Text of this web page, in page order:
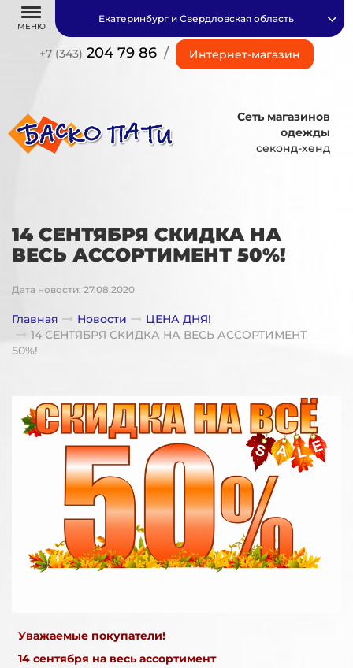
МЕНЮ
+7 (343) 204 79 86 / Интернет-магазин
Екатеринбург и Свердловская область
Сеть магазинов
одежды
секонд-хенд
14 СЕНТЯБРЯ СКИДКА НА
ВЕСЬ АССОРТИМЕНТ 50%!
Дата новости: 27.08.2020
Главная Новости
ЦЕНА ДНЯ!
14 СЕНТЯБРЯ СКИДКА НА ВЕСЬ АССОРТИМЕНТ
50%!
Уважаемые покупатели!
14 сентября на весь ассортимент